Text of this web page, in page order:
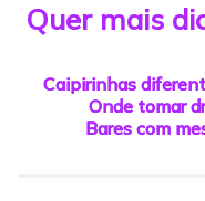
Quer mais
Caipirinhas
Onde tomar
Bares com